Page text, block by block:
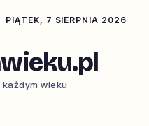
PIĄTEK, 7 SIERPNIA 2026
wieku